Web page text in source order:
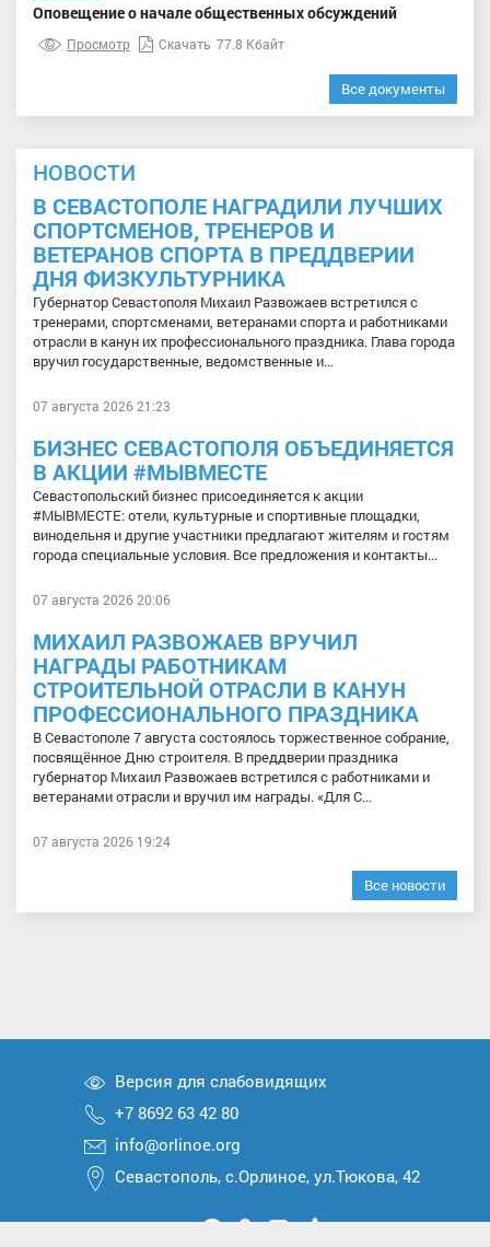
Оповещение о начале общественных обсуждений
Просмотр Скачать 77.8 Кбайт
Все документы
НОВОСТИ
В СЕВАСТОПОЛЕ НАГРАДИЛИ ЛУЧШИХ
СПОРТСМЕНОВ, ТРЕНЕРОВ И
ВЕТЕРАНОВ СПОРТА В ПРЕДДВЕРИИ
ДНЯ ФИЗКУЛЬТУРНИКА
Губернатор Севастополя Михаил Развожаев встретился с
тренерами, спортсменами, ветеранами спорта и работниками
отрасли в канун их профессионального праздника. Глава города
вручил государственные, ведомственные и...
07 августа 2026 21:23
БИЗНЕС СЕВАСТОПОЛЯ ОБЪЕДИНЯЕТСЯ
В АКЦИИ #МЫВМЕСТЕ
Севастопольский бизнес присоединяется к акции
#МЫВМЕСТЕ: отели, культурные и спортивные площадки,
винодельня и другие участники предлагают жителям и гостям
города специальные условия. Все предложения и контакты...
07 августа 2026 20:06
МИХАИЛ РАЗВОЖАЕВ ВРУЧИЛ
НАГРАДЫ РАБОТНИКАМ
СТРОИТЕЛЬНОЙ ОТРАСЛИ В КАНУН
ПРОФЕССИОНАЛЬНОГО ПРАЗДНИКА
В Севастополе 7 августа состоялось торжественное собрание,
посвящённое Дню строителя. В преддверии праздника
губернатор Михаил Развожаев встретился с работниками и
ветеранами отрасли и вручил им награды. «Для С...
07 августа 2026 19:24
Все новости
Версия для слабовидящих
+7 8692 63 42 80
info@orlinoe.org
Севастополь, с.Орлиное, ул.Тюкова, 42
МыМыМыМыМы